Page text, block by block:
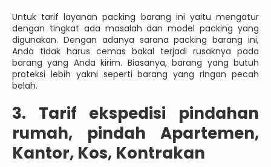
Untuk tarif layanan packing barang ini yaitu mengatur
dengan tingkat ada masalah dan model packing yang
digunakan. Dengan adanya sarana packing barang ini,
Anda tidak harus cemas bakal terjadi rusaknya pada
barang yang Anda kirim. Biasanya, barang yang butuh
proteksi lebih yakni seperti barang yang ringan pecah
belah.
3. Tarif ekspedisi pindahan
rumah, pindah Apartemen,
Kantor, Kos, Kontrakan